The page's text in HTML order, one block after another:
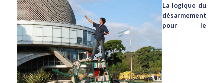
La logique du
désarmement
pour le